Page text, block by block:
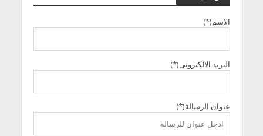
الاسم(*)
البريد الالكترونى(*)
عنوان الرسالة(*)